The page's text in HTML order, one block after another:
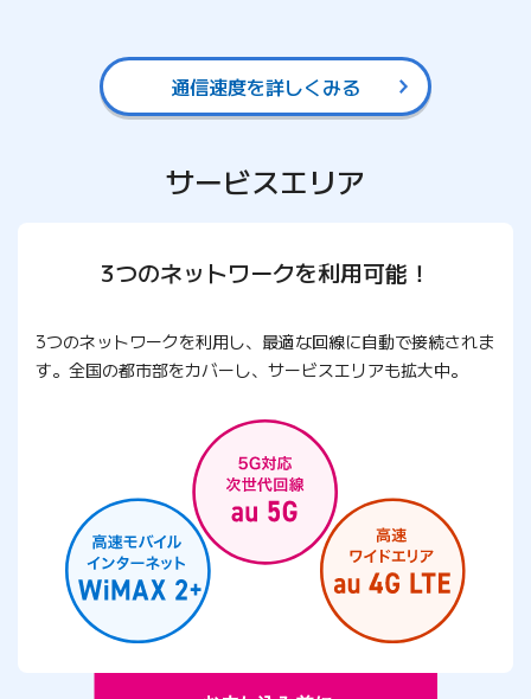
通信速度を詳しくみる
サービスエリア
3つのネットワークを利用可能！
3つのネットワークを利用し、最適な回線に自動で接続されま
す。 全国の都市部をカバーし、サービスエリアも拡大中。